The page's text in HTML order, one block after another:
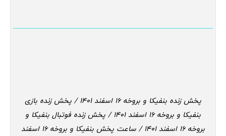
پخش زنده بنفیکا و بروخه 16 اسفند 1401 / پخش زنده بازی
بنفیکا و بروخه 16 اسفند 1401 / پخش زنده فوتبال بنفیکا و
بروخه 16 اسفند 1401 / ساعت پخش بنفیکا و بروخه 16 اسفند